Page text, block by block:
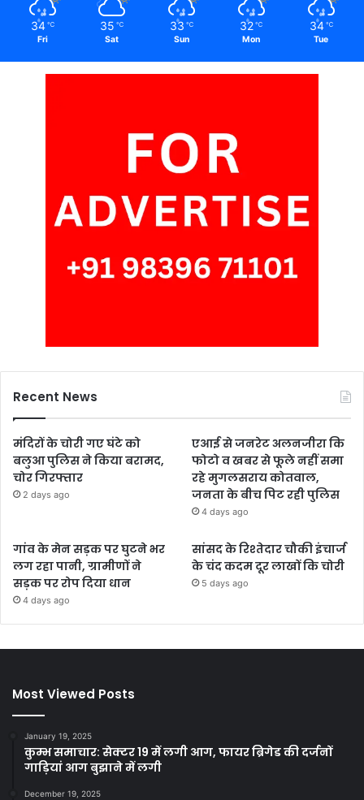
34 ℃
Fri
35 ℃
Sat
33 ℃
Sun
32 ℃
Mon
34 ℃
Tue
Recent News
मंदिरों के चोरी गए घंटे को
बलुआ पुलिस ने किया बरामद,
चोर गिरफ्तार
2 days ago
एआई से जनरेट अलनजीरा कि
फोटो व खबर से फूले नहीं समा
रहे मुगलसराय कोतवाल,
जनता के बीच पिट रही पुलिस
4 days ago
गांव के मेन सड़क पर घुटने भर
लग रहा पानी, ग्रामीणों ने
सड़क पर रोप दिया धान
4 days ago
सांसद के रिश्तेदार चौकी इंचार्ज
के चंद कदम दूर लाखों कि चोरी
5 days ago
Most Viewed Posts
January 19, 2025
कुम्भ समाचार: सेक्टर 19 में लगी आग, फायर ब्रिगेड की दर्जनों
गाड़ियां आग बुझाने में लगी
December 19, 2025